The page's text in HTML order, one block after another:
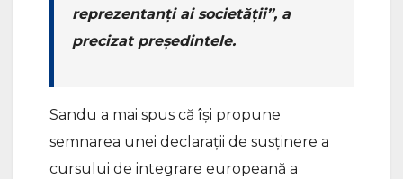
reprezentanți ai societății”, a
precizat președintele.
Sandu a mai spus că își propune
semnarea unei declarații de susținere a
cursului de integrare europeană a